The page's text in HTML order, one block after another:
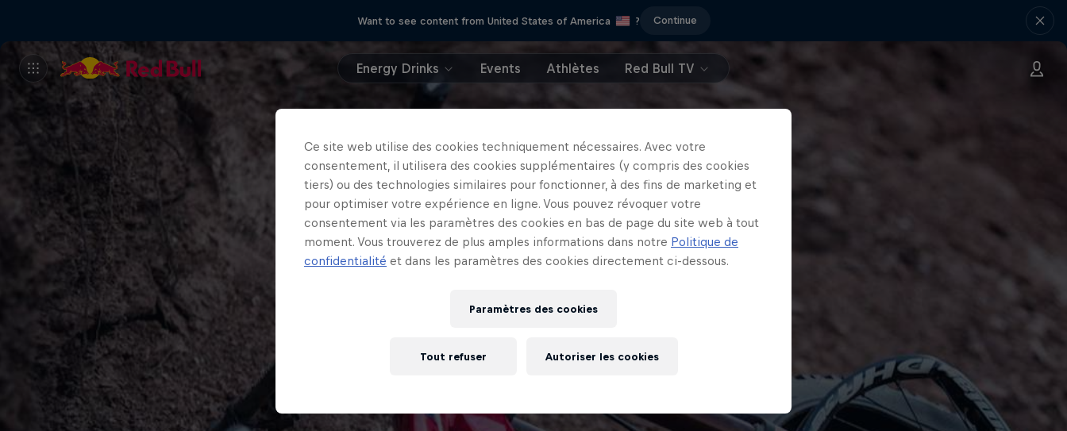
Want to see content from United States of America ? Continue
Energy Drinks Events Athlètes Red Bull TV
Ce site web utilise des cookies techniquement nécessaires. Avec votre
consentement, il utilisera des cookies supplémentaires (y compris des cookies
tiers) ou des technologies similaires pour fonctionner, à des fins de marketing et
pour optimiser votre expérience en ligne. Vous pouvez révoquer votre
consentement via les paramètres des cookies en bas de page du site web à tout
moment. Vous trouverez de plus amples informations dans notre Politique de
confidentialité et dans les paramètres des cookies directement ci-dessous.
Paramètres des cookies
Tout refuser Autoriser les cookies